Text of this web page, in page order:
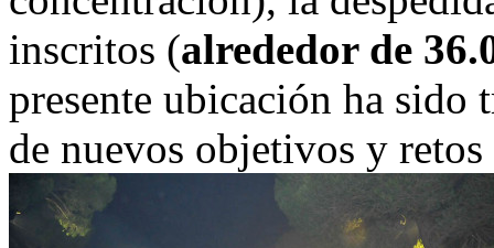
inscritos (alrededor de
presente ubicación ha
de nuevos objetivos y